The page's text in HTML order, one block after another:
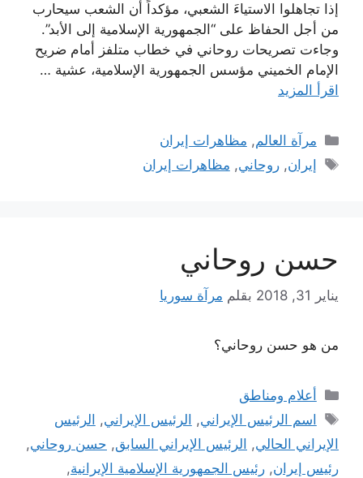
إذا تجاهلوا الاستياءَ الشعبي، مؤكداً أن الشعب سيحارب
من أجل الحفاظ على “الجمهورية الإسلامية إلى الأبد”.
وجاءت تصريحات روحاني في خطاب متلفز أمام ضريح
الإمام الخميني مؤسس الجمهورية الإسلامية، عشية …
اقرأ المزيد
التصنيفات
مرآة العالم, مظاهرات إيران
الوسوم
إيران,روحاني, مظاهرات إيران
حسن روحاني
يناير 31, 2018 بقلم مرآة سوريا
من هو حسن روحاني؟
التصنيفات
أعلام ومناطق
الوسوم
اسم الرئيس الإيراني, الرئيس الإيراني, الرئيس
الإيراني الحالي, الرئيس الإيراني السابق, حسن روحاني,
رئيس إيران, رئيس الجمهورية الإسلامية الإيرانية,